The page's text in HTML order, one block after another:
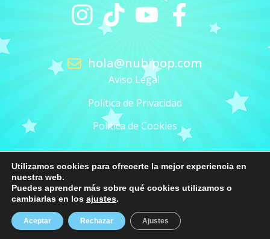
hola@nubipop.com
Aviso Legal
Política de Privacidad
Política de Cookies
Nubipop©2026 Todos los derechos reservados
Web desarrollada porFXDW
Utilizamos cookies para ofrecerte la mejor experiencia en
nuestra web.
Puedes aprender más sobre qué cookies utilizamos o
cambiarlas en los ajustes.
Aceptar Rechazar Ajustes